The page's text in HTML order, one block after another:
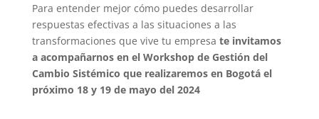
Para entender mejor cómo puedes desarrollar
respuestas efectivas a las situaciones a las
transformaciones que vive tu empresa te invitamos
a acompañarnos en el Workshop de Gestión del
Cambio Sistémico que realizaremos en Bogotá el
próximo 18 y 19 de mayo del 2024